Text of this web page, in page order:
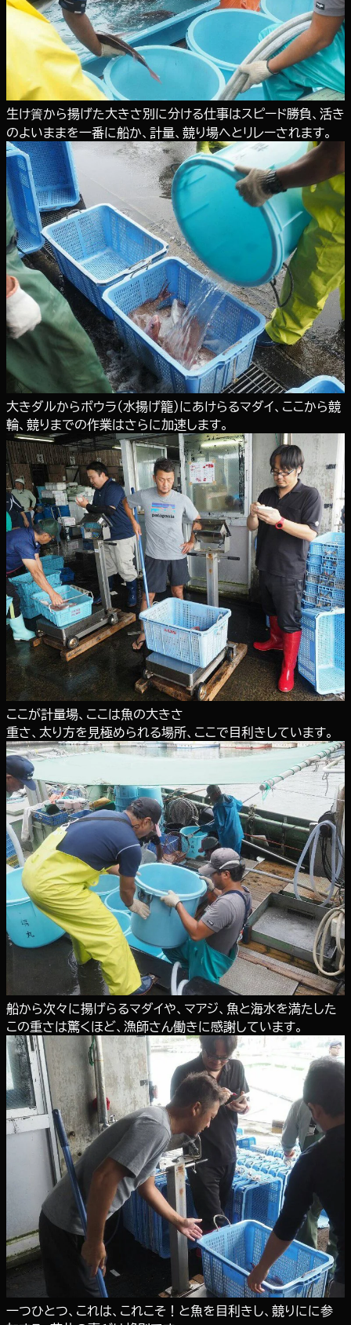
生け簀から揚げた大きさ別に分ける仕事はスピード勝負、活き
のよいままを一番に船か、計量、競り場へとリレーされます。
大きダルからボウラ（水揚げ籠）にあけらるマダイ、ここから競
輪、競りまでの作業はさらに加速します。
ここが計量場、ここは魚の大きさ
重さ、太り方を見極められる場所、ここで目利きしています。
船から次々に揚げらるマダイや、マアジ、魚と海水を満たした
この重さは驚くほど、漁師さん働きに感謝しています。
一つひとつ、これは、これこそ！と魚を目利きし、競りにに参